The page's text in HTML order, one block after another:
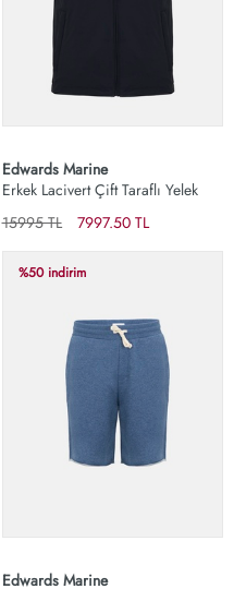
Edwards Marine
Erkek Lacivert Çift Taraflı Yelek
15995 TL
7997.50 TL
%50 indirim
Edwards Marine